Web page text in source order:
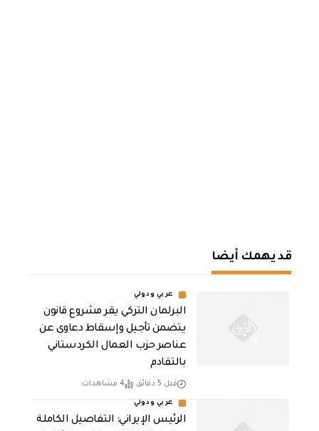
قد يهمك أيضا
عربي ودولي
البرلمان التركي يقر مشروع قانون
يتضمن تأجيل وإسقاط دعاوى عن
عناصر حزب العمال الكردستاني
بالتقادم
قبل 5 دقائق 4 مشاهدات
عربي ودولي
الرئيس الإيراني: التفاصيل الكاملة